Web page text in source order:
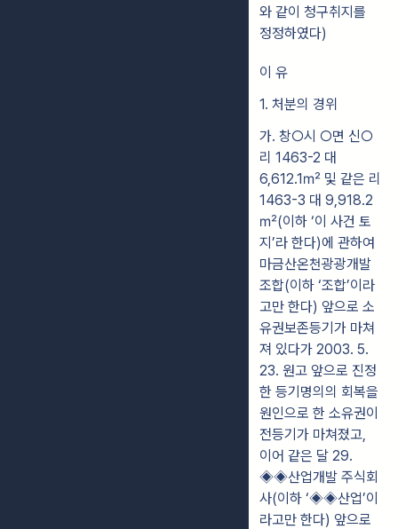
와 같이 청구취지를
정정하였다)
이 유
1. 처분의 경위
가. 창○시 ○면 신○
리 1463-2 대
6,612.1㎡ 및 같은 리
1463-3 대 9,918.2
㎡(이하 ‘이 사건 토
지’라 한다)에 관하여
마금산온천광광개발
조합(이하 ‘조합’이라
고만 한다) 앞으로 소
유권보존등기가 마쳐
져 있다가 2003. 5.
23. 원고 앞으로 진정
한 등기명의의 회복을
원인으로 한 소유권이
전등기가 마쳐졌고,
이어 같은 달 29.
◈◈산업개발 주식회
사(이하 ‘◈◈산업’이
라고만 한다) 앞으로